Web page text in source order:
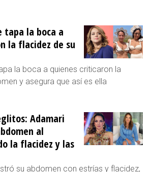
tapa la boca a
la flacidez de su
la boca a quienes criticaron la
y asegura que así es ella
Adamari
al
la flacidez y las
su abdomen con estrías y flacidez,